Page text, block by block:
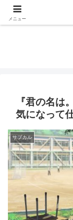
みんなまだ気づかずす
『君の名は
気になって
サブカル
メニュー